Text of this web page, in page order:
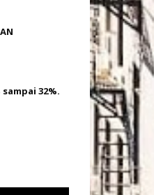
32%.